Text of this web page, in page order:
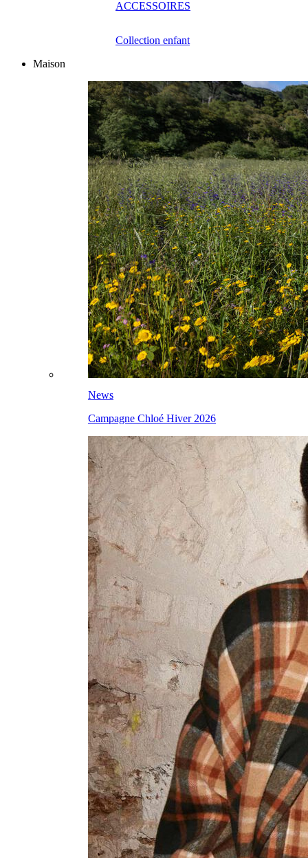
ACCESSOIRES
Collection enfant
Maison
News
Campagne Chloé Hiver 2026